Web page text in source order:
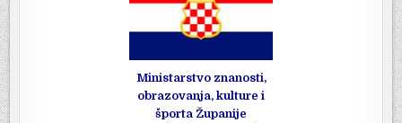
Ministarstvo znanosti,
obrazovanja, kulture i
športa Županije